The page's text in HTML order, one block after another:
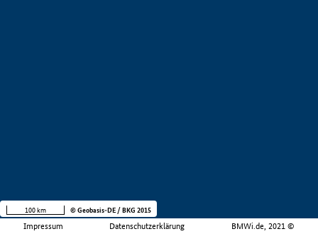
Impressum Datenschutzerklärung BMWi.de, 2021 ©
100 km © Geobasis-DE / BKG 2015